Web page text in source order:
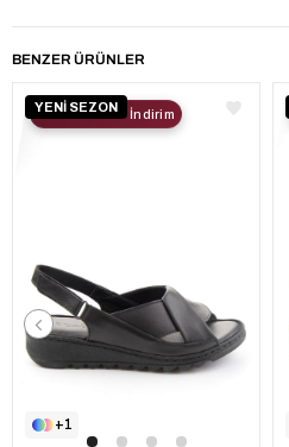
BENZER ÜRÜNLER
YENİ SEZON
1
2. Ürüne %30 İndirim